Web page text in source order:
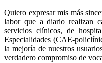
Quiero expresar mis más
labor que a diario realizan
servicios clínicos, de
Especialidades (CAE-
la mejoría de nuestros
verdadero compromiso de